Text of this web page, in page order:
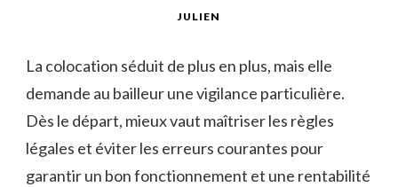
JULIEN
La colocation séduit de plus en plus, mais elle
demande au bailleur une vigilance particulière.
Dès le départ, mieux vaut maîtriser les règles
légales et éviter les erreurs courantes pour
garantir un bon fonctionnement et une rentabilité